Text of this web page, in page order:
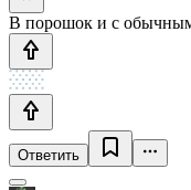
В порошок и с обычным
Ответить